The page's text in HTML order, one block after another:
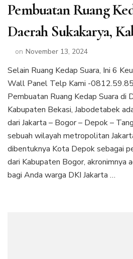
Pembuatan Ruang
Daerah Sukakarya,
on November 13, 2024
Selain Ruang Kedap Suara, Ini 6
Wall Panel Telp Kami -
Pembuatan Ruang Kedap Suara di
Kabupaten Bekasi, Jabodetabek
dari Jakarta – Bogor – Depok –
sebuah wilayah metropolitan
dibentuknya Kota Depok sebagai
dari Kabupaten Bogor, akronimnya
bagi Anda warga DKI Jakarta …